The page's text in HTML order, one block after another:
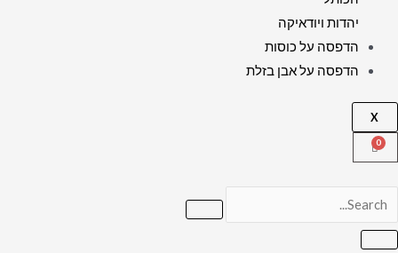
יהדות ויודאיקה
הדפסה על כוסות
הדפסה על אבן בזלת
X